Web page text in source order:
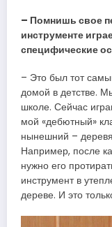
– Помнишь свое
инструменте
специфические
– Это был тот
домой в детстве.
школе. Сейчас
мой «дебютный»
нынешний –
Например, после
нужно его
инструмент в
дереве. И это